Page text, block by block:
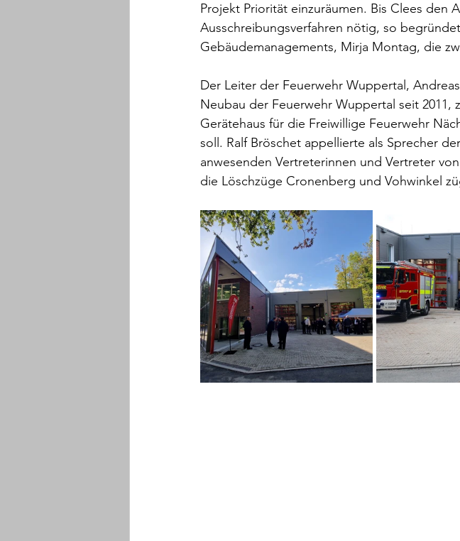
Projekt Priorität einzuräumen. Bis Clees den
Ausschreibungsverfahren nötig, so
Gebäudemanagements, Mirja Montag, die
Der Leiter der Feuerwehr Wuppertal,
Neubau der Feuerwehr Wuppertal seit 2011,
Gerätehaus für die Freiwillige Feuerwehr
soll. Ralf Bröschet appellierte als Sprecher
anwesenden Vertreterinnen und Vertreter
die Löschzüge Cronenberg und Vohwinkel